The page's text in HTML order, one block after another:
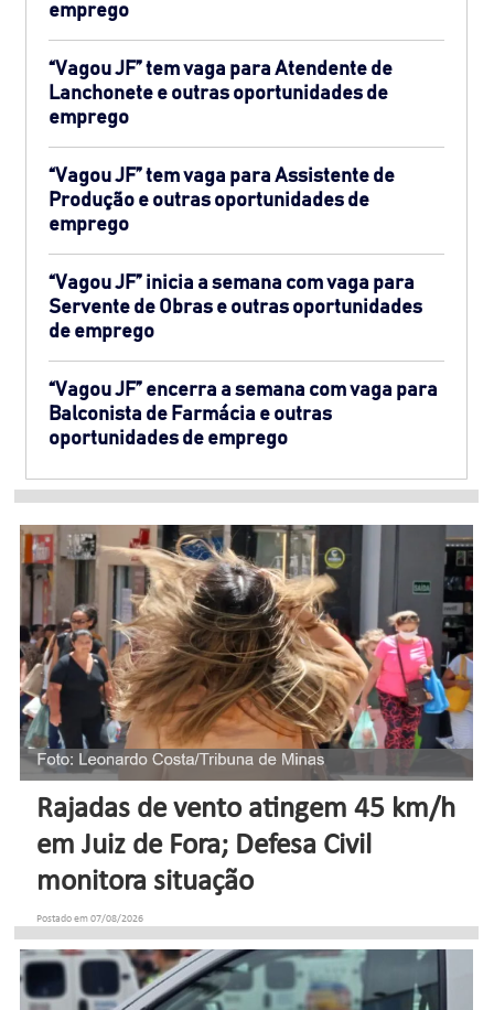
emprego
“Vagou JF” tem vaga para Atendente de
Lanchonete e outras oportunidades de
emprego
“Vagou JF” tem vaga para Assistente de
Produção e outras oportunidades de
emprego
“Vagou JF” inicia a semana com vaga para
Servente de Obras e outras oportunidades
de emprego
“Vagou JF” encerra a semana com vaga para
Balconista de Farmácia e outras
oportunidades de emprego
Rajadas de vento atingem 45 km/h
em Juiz de Fora; Defesa Civil
monitora situação
Postado em 07/08/2026